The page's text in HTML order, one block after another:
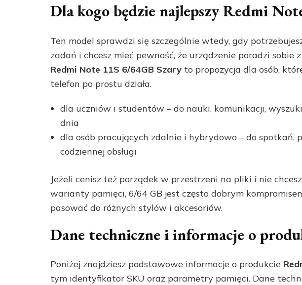
Dla kogo będzie najlepszy Redmi
Ten model sprawdzi się szczególnie wtedy, gdy
zadań i chcesz mieć pewność, że urządzenie poradzi
Redmi Note 11S 6/64GB Szary to propozycja dla osób,
telefon po prostu działa.
dla uczniów i studentów – do nauki, komunikacji,
dnia
dla osób pracujących zdalnie i hybrydowo – do spotkań,
codziennej obsługi
Jeżeli cenisz też porządek w przestrzeni na pliki i nie
warianty pamięci, 6/64 GB jest często dobrym
pasować do różnych stylów i akcesoriów.
Dane techniczne i informacje o
Poniżej znajdziesz podstawowe informacje o produkcie
tym identyfikator SKU oraz parametry pamięci. Dane